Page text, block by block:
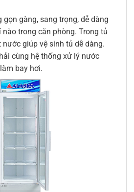
gàng, sang trọng, dễ dàng
nào trong căn phòng. Trong tủ
giúp vệ sinh tủ dễ dàng.
cùng hệ thống xử lý nước
bay hơi.